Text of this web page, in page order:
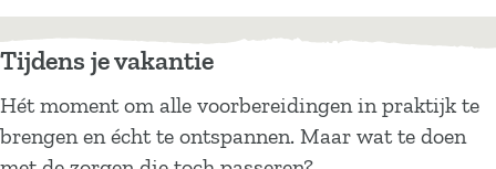
Tijdens je vakantie
Hét moment om alle voorbereidingen in praktijk te
brengen en écht te ontspannen. Maar wat te doen